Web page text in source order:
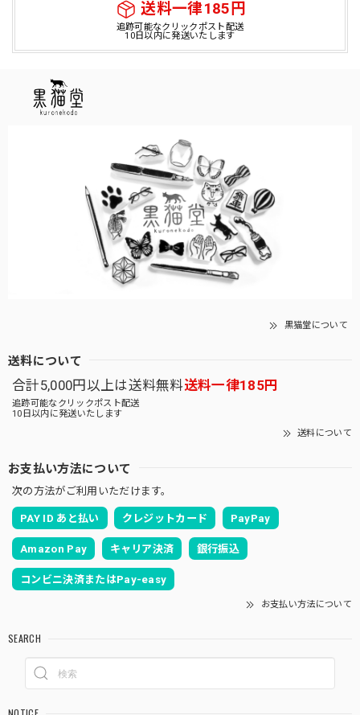
送料一律185円
追跡可能なクリックポスト配送
10日以内に発送いたします
黒猫堂について
送料について
合計5,000円以上は送料無料送料一律185円
追跡可能なクリックポスト配送
10日以内に発送いたします
送料について
お支払い方法について
次の方法がご利用いただけます。
PAY ID あと払い クレジットカード PayPay
Amazon Pay キャリア決済 銀行振込
コンビニ決済またはPay-easy
お支払い方法について
SEARCH